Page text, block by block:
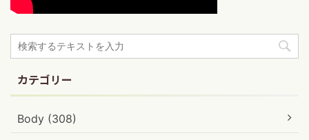
カテゴリー
Body (308)